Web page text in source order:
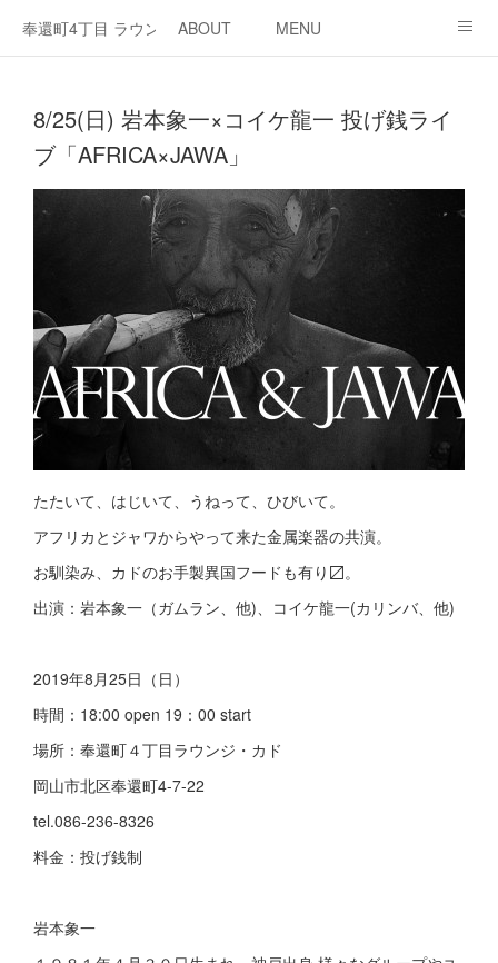
奉還町4丁目 ラウンジ・カド
ABOUT MENU
8/25(日) 岩本象一×コイケ龍一 投げ銭ライ
ブ「AFRICA×JAWA」
たたいて、はじいて、うねって、ひびいて。
アフリカとジャワからやって来た金属楽器の共演。
お馴染み、カドのお手製異国フードも有り〼。
出演：岩本象一（ガムラン、他)、コイケ龍一(カリンバ、他)
2019年8月25日（日）
時間：18:00 open 19：00 start
場所：奉還町４丁目ラウンジ・カド
岡山市北区奉還町4-7-22
tel.086-236-8326
料金：投げ銭制
岩本象一